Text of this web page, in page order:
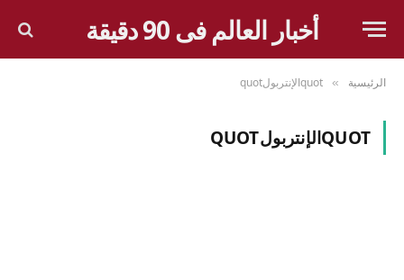
أخبار العالم فى 90 دقيقة
الرئيسية » quotالإنتربولquot
QUOTالإنتربولQUOT